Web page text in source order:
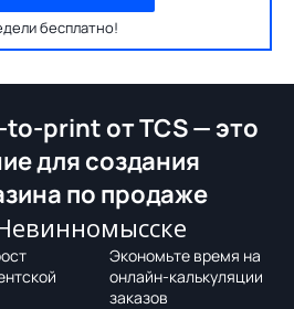
бесплатно!
print от TCS — это
для создания
по продаже
Экономьте время на
онлайн-калькуляции
заказов